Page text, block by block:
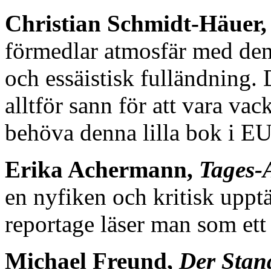
Christian Schmidt-
förmedlar atmosfär med
och essäistisk fulländning.
alltför sann för att vara
behöva denna lilla bok i
Erika Achermann,
en nyfiken och kritisk
reportage läser man som
Michael Freund, Der